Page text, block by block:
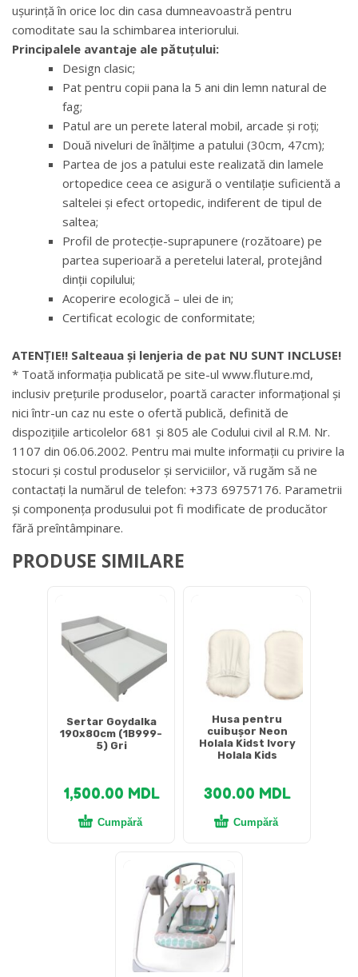
ușurință în orice loc din casa dumneavoastră pentru
comoditate sau la schimbarea interiorului.
Principalele avantaje ale pătuțului:
Design clasic;
Pat pentru copii pana la 5 ani din lemn natural de
fag;
Patul are un perete lateral mobil, arcade și roți;
Două niveluri de înălțime a patului (30cm, 47cm);
Partea de jos a patului este realizată din lamele
ortopedice ceea ce asigură o ventilație suficientă a
saltelei și efect ortopedic, indiferent de tipul de
saltea;
Profil de protecție-suprapunere (rozătoare) pe
partea superioară a peretelui lateral, protejând
dinții copilului;
Acoperire ecologică – ulei de in;
Certificat ecologic de conformitate;
ATENŢIE!! Salteaua și lenjeria de pat NU SUNT INCLUSE!
* Toată informația publicată pe site-ul www.fluture.md,
inclusiv prețurile produselor, poartă caracter informațional și
nici într-un caz nu este o ofertă publică, definită de
dispozițiile articolelor 681 și 805 ale Codului civil al R.M. Nr.
1107 din 06.06.2002. Pentru mai multe informații cu privire la
stocuri și costul produselor și serviciilor, vă rugăm să ne
contactați la numărul de telefon: +373 69757176. Parametrii
și componența produsului pot fi modificate de producător
fără preîntâmpinare.
PRODUSE SIMILARE
Sertar Goydalka
190x80cm (1B999-
5) Gri
1,500.00 MDL
Cumpără
Husa pentru
cuibușor Neon
Holala Kidst Ivory
Holala Kids
300.00 MDL
Cumpără